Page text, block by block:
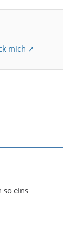
mich
so eins